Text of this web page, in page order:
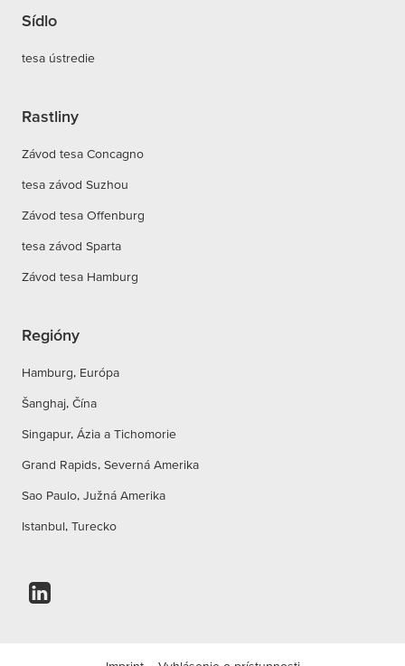
Sídlo
tesa ústredie
Rastliny
Závod tesa Concagno
tesa závod Suzhou
Závod tesa Offenburg
tesa závod Sparta
Závod tesa Hamburg
Regióny
Hamburg, Európa
Šanghaj, Čína
Singapur, Ázia a Tichomorie
Grand Rapids, Severná Amerika
Sao Paulo, Južná Amerika
Istanbul, Turecko